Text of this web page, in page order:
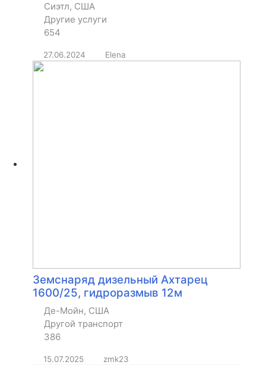
Сиэтл, США
Другие услуги
654
27.06.2024 Elena
Земснаряд дизельный Ахтарец
1600/25, гидроразмыв 12м
Де-Мойн, США
Другой транспорт
386
15.07.2025 zmk23